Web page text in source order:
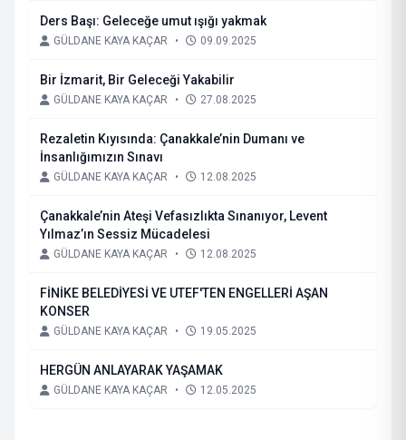
Ders Başı: Geleceğe umut ışığı yakmak
GÜLDANE KAYA KAÇAR • 09.09.2025
Bir İzmarit, Bir Geleceği Yakabilir
GÜLDANE KAYA KAÇAR • 27.08.2025
Rezaletin Kıyısında: Çanakkale’nin Dumanı ve
İnsanlığımızın Sınavı
GÜLDANE KAYA KAÇAR • 12.08.2025
Çanakkale’nin Ateşi Vefasızlıkta Sınanıyor, Levent
Yılmaz’ın Sessiz Mücadelesi
GÜLDANE KAYA KAÇAR • 12.08.2025
FİNİKE BELEDİYESİ VE UTEF'TEN ENGELLERİ AŞAN
KONSER
GÜLDANE KAYA KAÇAR • 19.05.2025
HERGÜN ANLAYARAK YAŞAMAK
GÜLDANE KAYA KAÇAR • 12.05.2025